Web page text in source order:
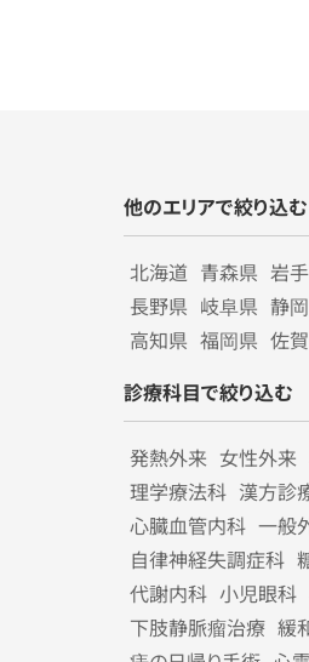
他のエリアで絞り込む
北海道 青森県 岩
長野県 岐阜県 静
高知県 福岡県 佐
診療科目で絞り込む
発熱外来 女性外来
理学療法科 漢方診
心臓血管内科 一般
自律神経失調症科
代謝内科 小児眼科
下肢静脈瘤治療 緩